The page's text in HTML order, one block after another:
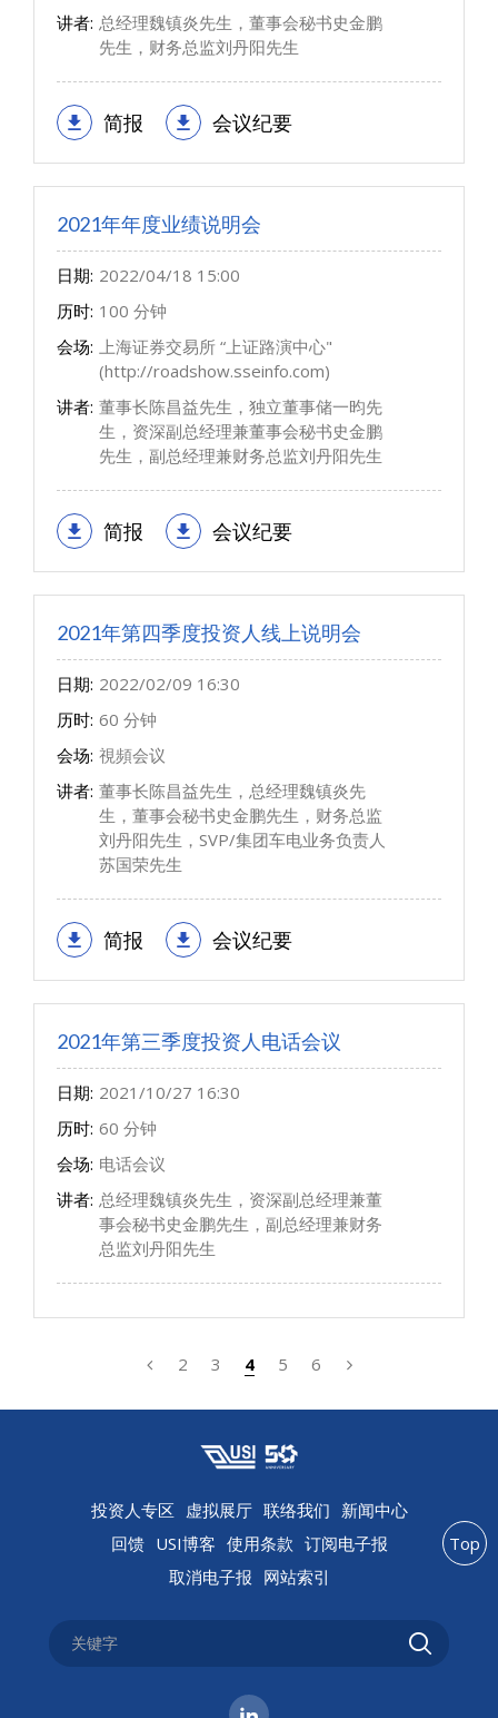
讲者: 总经理魏镇炎先生，董事会秘书史金鹏
先生，财务总监刘丹阳先生
简报 会议纪要
2021年年度业绩说明会
日期: 2022/04/18 15:00
历时: 100 分钟
会场: 上海证券交易所 “上证路演中心"
(http://roadshow.sseinfo.com)
讲者: 董事长陈昌益先生，独立董事储一昀先
生，资深副总经理兼董事会秘书史金鹏
先生，副总经理兼财务总监刘丹阳先生
简报 会议纪要
2021年第四季度投资人线上说明会
日期: 2022/02/09 16:30
历时: 60 分钟
会场: 視頻会议
讲者: 董事长陈昌益先生，总经理魏镇炎先
生，董事会秘书史金鹏先生，财务总监
刘丹阳先生，SVP/集团车电业务负责人
苏国荣先生
简报 会议纪要
2021年第三季度投资人电话会议
日期: 2021/10/27 16:30
历时: 60 分钟
会场: 电话会议
讲者: 总经理魏镇炎先生，资深副总经理兼董
事会秘书史金鹏先生，副总经理兼财务
总监刘丹阳先生
2 3 4 5 6
投资人专区 虚拟展厅 联络我们 新闻中心
回馈 USI博客 使用条款 订阅电子报
取消电子报 网站索引
Top